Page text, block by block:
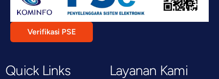
Verifikasi PSE
Quick Links Layanan Kami